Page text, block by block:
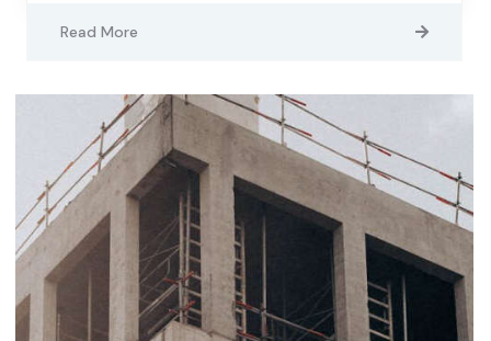
Read More